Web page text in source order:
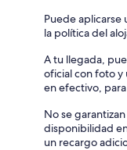
Puede aplicarse
la política del
A tu llegada,
oficial con foto
en efectivo,
No se
disponibilidad
un recargo